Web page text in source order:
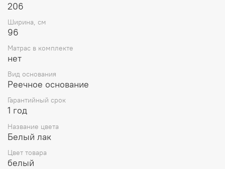
206
Ширина, см
96
Матрас в комплекте
нет
Вид основания
Реечное основание
Гарантийный срок
1 год
Название цвета
Белый лак
Цвет товара
белый